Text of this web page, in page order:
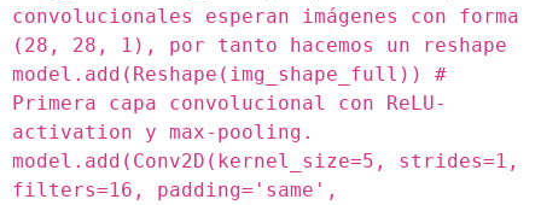
convolucionales esperan imágenes con forma
(28, 28, 1), por tanto hacemos un reshape
model.add(Reshape(img_shape_full)) #
Primera capa convolucional con ReLU-
activation y max-pooling.
model.add(Conv2D(kernel_size=5, strides=1,
filters=16, padding='same',